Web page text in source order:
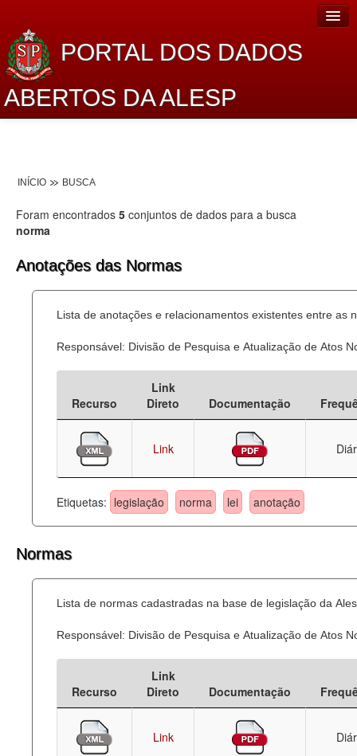
PORTAL DOS DADOS
ABERTOS DA ALESP
Lei de Acesso à Informação
Dados Governamentais Abertos
Planejamento
Catálogo de dados
Processo Legislativo
Administração
Legislação
Agenda
Perguntas frequentes
INÍCIO BUSCA
Foram encontrados 5 conjuntos de dados para a busca
norma
Anotações das Normas
Lista de anotações e relacionamentos existentes entre as
Responsável: Divisão de Pesquisa e Atualização de Atos
Recurso
Link
Direto
Documentação
Link
Etiquetas: legislação norma lei anotação
Normas
Lista de normas cadastradas na base de legislação da
Responsável: Divisão de Pesquisa e Atualização de Atos
Recurso
Link
Direto
Documentação
Link